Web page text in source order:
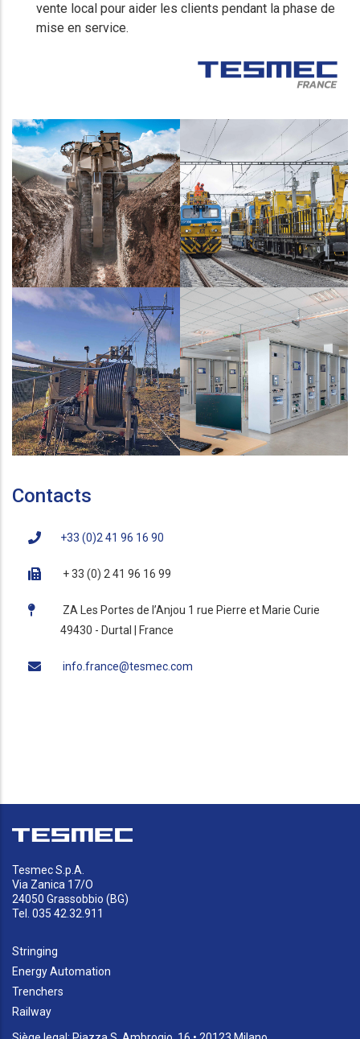
vente local pour aider les clients pendant la phase de
mise en service.
Contacts
+33 (0)2 41 96 16 90
+ 33 (0) 2 41 96 16 99
ZA Les Portes de l’Anjou 1 rue Pierre et Marie Curie
49430 - Durtal | France
info.france@tesmec.com
Tesmec S.p.A.
Via Zanica 17/O
24050 Grassobbio (BG)
Tel. 035 42.32.911
Stringing
Energy Automation
Trenchers
Railway